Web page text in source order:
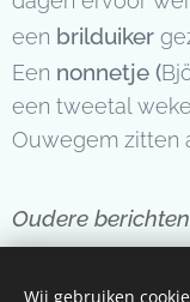
een brilduiker
Een nonnetje (
een tweetal
Ouwegem zitten
Oudere berichten
Wij gebruiken